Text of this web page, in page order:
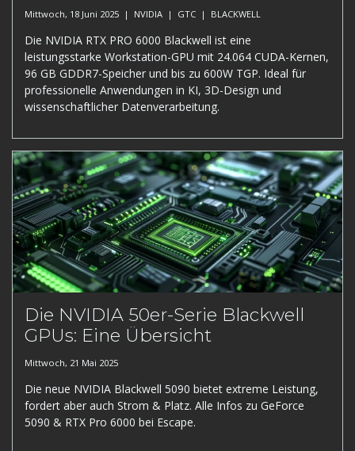
Mittwoch, 18 Juni 2025 | NVIDIA | GTC | BLACKWELL
Die NVIDIA RTX PRO 6000 Blackwell ist eine
leistungsstarke Workstation-GPU mit 24.064 CUDA-Kernen,
96 GB GDDR7-Speicher und bis zu 600W TGP. Ideal für
professionelle Anwendungen in KI, 3D-Design und
wissenschaftlicher Datenverarbeitung.
Die NVIDIA 50er-Serie Blackwell
GPUs: Eine Übersicht
Mittwoch, 21 Mai 2025
Die neue NVIDIA Blackwell 5090 bietet extreme Leistung,
fordert aber auch Strom & Platz. Alle Infos zu GeForce
5090 & RTX Pro 6000 bei Escape.